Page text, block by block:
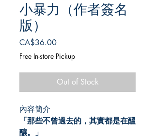
小暴力（作者簽名
版）
CA$36.00Price
Free In-store Pickup
Out of Stock
內容簡介
「那些不曾過去的，其實都是在醞
釀。」